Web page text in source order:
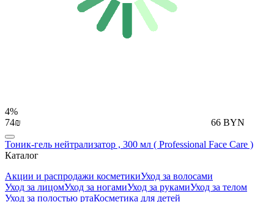
4%
74₪
66 BYN
Тоник-гель нейтрализатор , 300 мл ( Professional Face Care )
Каталог
Акции и распродажи косметикиУход за волосами
Уход за лицомУход за ногамиУход за рукамиУход за телом
Уход за полостью ртаКосметика для детей